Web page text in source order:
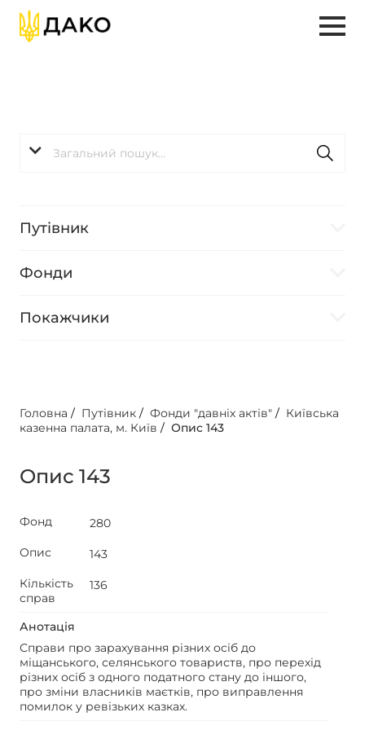
Путівник
Фонди
Покажчики
Головна / Путівник / Фонди "давніх актів" / Київська
казенна палата, м. Київ / Опис 143
Опис 143
Фонд
280
Опис
143
Кількість
справ
136
Анотація
Справи про зарахування різних осіб до
міщанського, селянського товариств, про перехід
різних осіб з одного податного стану до іншого,
про зміни власників маєтків, про виправлення
помилок у ревізьких казках.